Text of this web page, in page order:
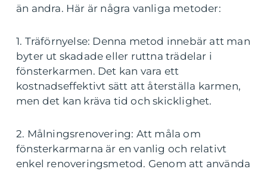
än andra. Här är några vanliga metoder:
1. Träförnyelse: Denna metod innebär att man
byter ut skadade eller ruttna trädelar i
fönsterkarmen. Det kan vara ett
kostnadseffektivt sätt att återställa karmen,
men det kan kräva tid och skicklighet.
2. Målningsrenovering: Att måla om
fönsterkarmarna är en vanlig och relativt
enkel renoveringsmetod. Genom att använda